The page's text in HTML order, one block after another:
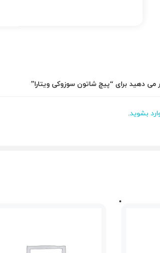
می دهید برای “پیچ شاتون سوزوکی ویتارا”
بشوید.